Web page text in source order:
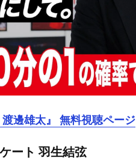
邊雄太』 無料視聴ページ
ート 羽生結弦